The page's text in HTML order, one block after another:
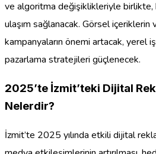
ve algoritma değişiklikleriyle
ulaşım sağlanacak. Görsel
kampanyaların önemi artacak, yerel
pazarlama stratejileri güçlenecek.
2025’te İzmit’teki Dijital
Nelerdir?
İzmit’te 2025 yılında etkili dijital